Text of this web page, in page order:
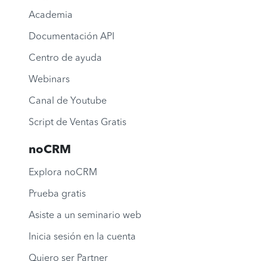
Academia
Documentación API
Centro de ayuda
Webinars
Canal de Youtube
Script de Ventas Gratis
noCRM
Explora noCRM
Prueba gratis
Asiste a un seminario web
Inicia sesión en la cuenta
Quiero ser Partner